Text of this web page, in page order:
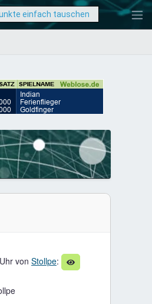
einfach tauschen
von Stollpe: